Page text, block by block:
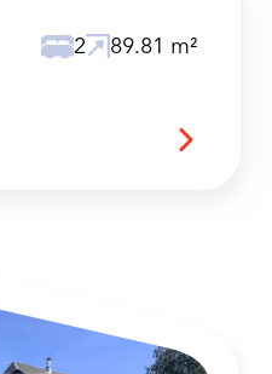
2 89.81 m²